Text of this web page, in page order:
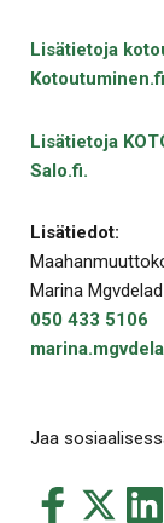
Lisätietoja
Lisätietoja
Salo.fi.
Lisätiedot:
Marina
050 433 5106
Jaa
Jaa
Jaa
Jaa